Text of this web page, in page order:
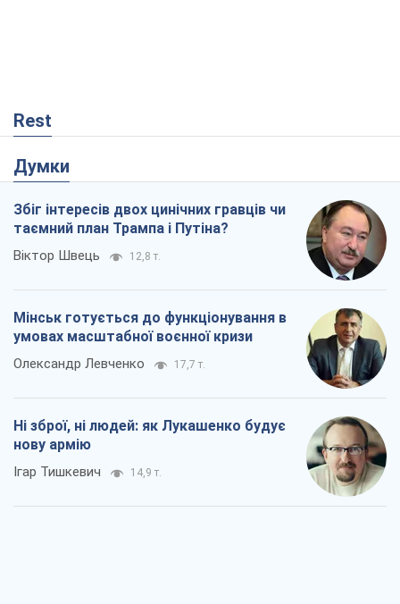
Rest
Думки
Збіг інтересів двох цинічних гравців чи
таємний план Трампа і Путіна?
Віктор Швець 12,8 т.
Мінськ готується до функціонування в
умовах масштабної воєнної кризи
Олександр Левченко 17,7 т.
Ні зброї, ні людей: як Лукашенко будує
нову армію
Ігар Тишкевич 14,9 т.